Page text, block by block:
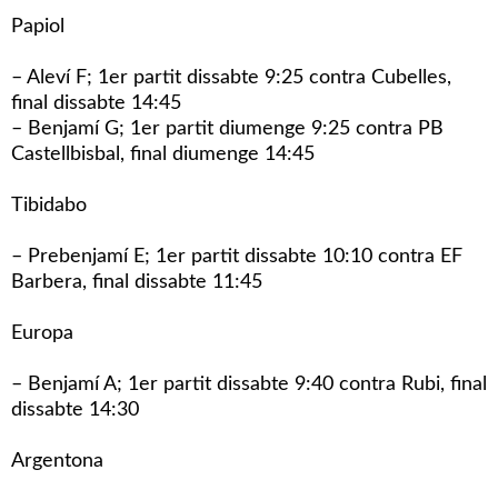
Papiol
– Aleví F; 1er partit dissabte 9:25 contra Cubelles,
final dissabte 14:45
– Benjamí G; 1er partit diumenge 9:25 contra PB
Castellbisbal, final diumenge 14:45
Tibidabo
– Prebenjamí E; 1er partit dissabte 10:10 contra EF
Barbera, final dissabte 11:45
Europa
– Benjamí A; 1er partit dissabte 9:40 contra Rubi, final
dissabte 14:30
Argentona